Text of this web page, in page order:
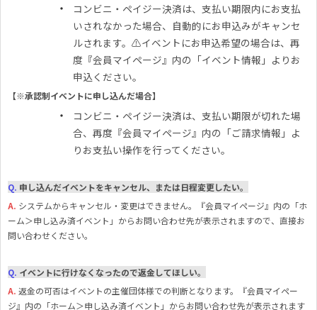
コンビニ・ペイジー決済は、支払い期限内にお支払
いされなかった場合、自動的にお申込みがキャンセ
ルされます。⚠イベントにお申込希望の場合は、再
度『会員マイページ』内の「イベント情報」よりお
申込ください。
【※承認制イベントに申し込んだ場合】
コンビニ・ペイジー決済は、支払い期限が切れた場
合、再度『会員マイページ』内の「ご請求情報」よ
りお支払い操作を行ってください。
Q. 申し込んだイベントをキャンセル、または日程変更したい。
A. システムからキャンセル・変更はできません。『会員マイページ』内の「ホ
ーム＞申し込み済イベント」からお問い合わせ先が表示されますので、直接お
問い合わせください。
Q. イベントに行けなくなったので返金してほしい。
A. 返金の可否はイベントの主催団体様での判断となります。『会員マイペー
ジ』内の「ホーム＞申し込み済イベント」からお問い合わせ先が表示されます